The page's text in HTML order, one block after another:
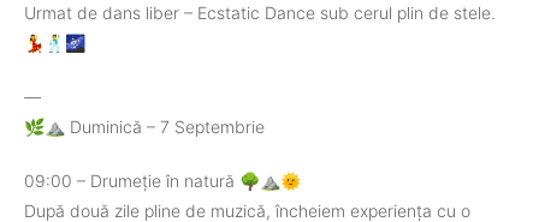
Urmat de dans liber – Ecstatic Dance sub cerul plin de stele.
💃🕺🌌
—
🌿⛰️ Duminică – 7 Septembrie
09:00 – Drumeție în natură 🌳⛰️🌞
După două zile pline de muzică, încheiem experiența cu o